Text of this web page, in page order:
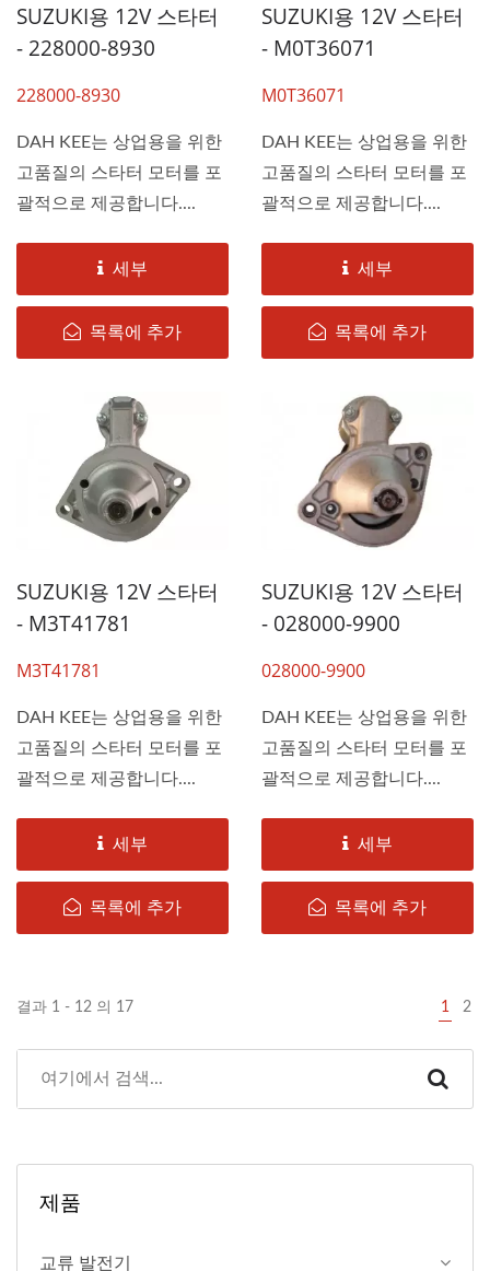
SUZUKI용 12V 스타터
- 228000-8930
228000-8930
DAH KEE는 상업용을 위한
고품질의 스타터 모터를 포
괄적으로 제공합니다....
세부
목록에 추가
SUZUKI용 12V 스타터
- M0T36071
M0T36071
DAH KEE는 상업용을 위한
고품질의 스타터 모터를 포
괄적으로 제공합니다....
세부
목록에 추가
SUZUKI용 12V 스타터
- M3T41781
M3T41781
DAH KEE는 상업용을 위한
고품질의 스타터 모터를 포
괄적으로 제공합니다....
세부
목록에 추가
SUZUKI용 12V 스타터
- 028000-9900
028000-9900
DAH KEE는 상업용을 위한
고품질의 스타터 모터를 포
괄적으로 제공합니다....
세부
목록에 추가
결과 1 - 12 의 17 1 2
제품
교류 발전기